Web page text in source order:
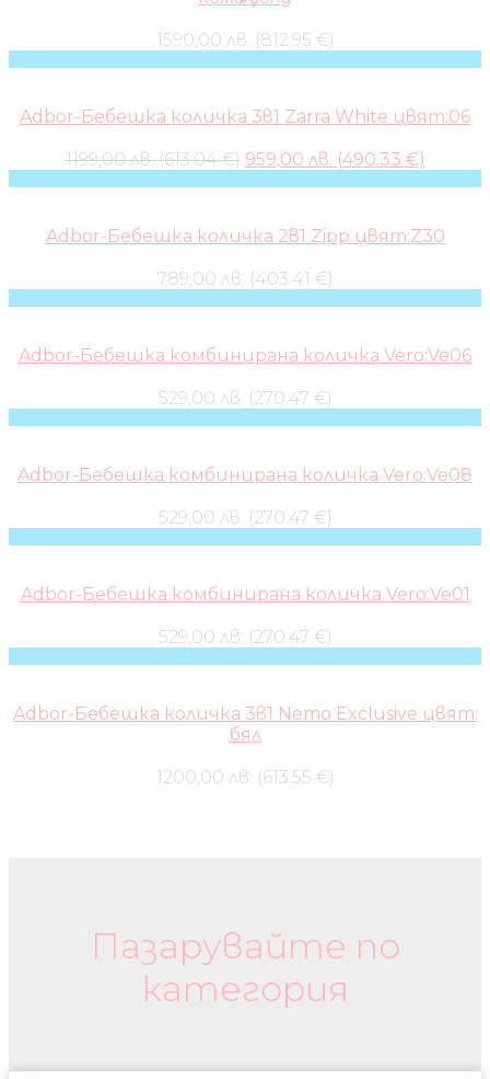
1590,00 лв. (812.95 €)
Adbor-Бебешка количка 3в1 Zarra White цвят:06
1199,00 лв. (613.04 €) Original
959,00 лв. (490.33 €)
Adbor-Бебешка количка 2в1 Zipp цвят:Z30
789,00 лв. (403.41 €)
Adbor-Бебешка комбинирана количка Vero:Ve06
529,00 лв. (270.47 €)
Adbor-Бебешка комбинирана количка Vero:Ve08
529,00 лв. (270.47 €)
Adbor-Бебешка комбинирана количка Vero:Ve01
529,00 лв. (270.47 €)
Adbor-Бебешка количка 3в1 Nemo Exclusive цвят:
бял
1200,00 лв. (613.55 €)
Пазарувайте по
категория